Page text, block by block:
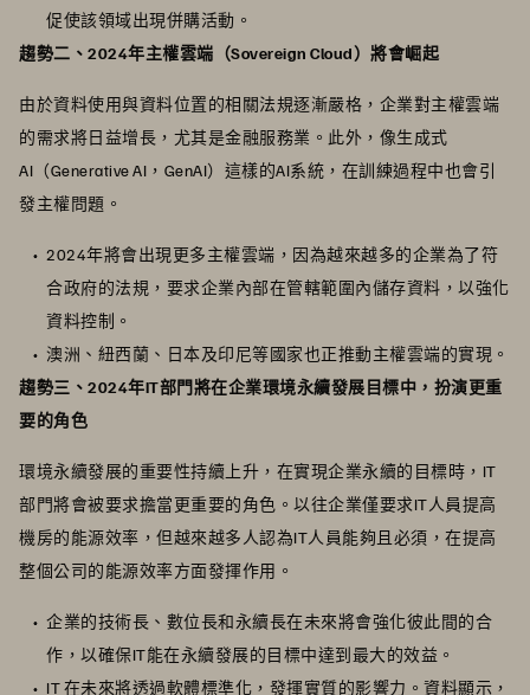
促使該領域出現併購活動。
趨勢二、2024年主權雲端（Sovereign Cloud）將會崛起
由於資料使用與資料位置的相關法規逐漸嚴格，企業對主權雲端
的需求將日益增長，尤其是金融服務業。此外，像生成式
AI（Generative AI，GenAI）這樣的AI系統，在訓練過程中也會引
發主權問題。
2024年將會出現更多主權雲端，因為越來越多的企業為了符
合政府的法規，要求企業內部在管轄範圍內儲存資料，以強化
資料控制。
澳洲、紐西蘭、日本及印尼等國家也正推動主權雲端的實現。
趨勢三、2024年IT部門將在企業環境永續發展目標中，扮演更重
要的角色
環境永續發展的重要性持續上升，在實現企業永續的目標時，IT
部門將會被要求擔當更重要的角色。以往企業僅要求IT人員提高
機房的能源效率，但越來越多人認為IT人員能夠且必須，在提高
整個公司的能源效率方面發揮作用。
企業的技術長、數位長和永續長在未來將會強化彼此間的合
作，以確保IT能在永續發展的目標中達到最大的效益。
IT 在未來將透過軟體標準化，發揮實質的影響力。資料顯示，